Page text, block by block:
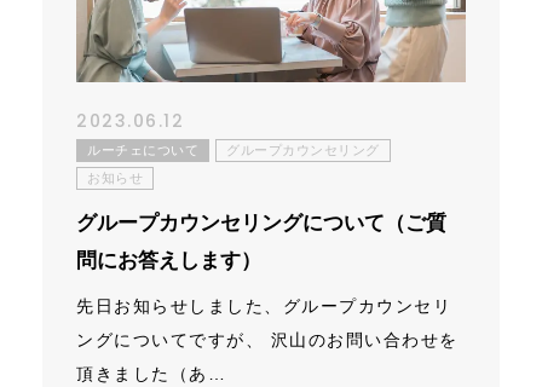
2023.06.12
ルーチェについて
グループカウンセリング
お知らせ
グループカウンセリングについて（ご質
問にお答えします）
先日お知らせしました、グループカウンセリ
ングについてですが、 沢山のお問い合わせを
頂きました（あ…